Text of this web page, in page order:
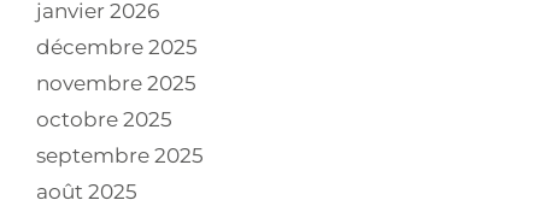
janvier 2026
décembre 2025
novembre 2025
octobre 2025
septembre 2025
août 2025